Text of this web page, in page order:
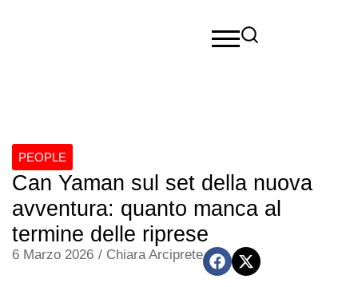
PEOPLE
Can Yaman sul set della nuova
avventura: quanto manca al
termine delle riprese
6 Marzo 2026 / Chiara Arciprete